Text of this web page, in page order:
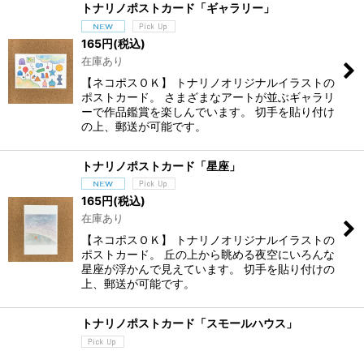
トナリノポストカード「ギャラリー」
165円(税込)
在庫あり
【ネコポスＯＫ】 トナリノオリジナルイラストの
ポストカード。 さまざまなアートが並ぶギャラリ
ーで作品鑑賞を楽しんでいます。 切手を貼り付け
の上、郵送が可能です。
トナリノポストカード「星座」
165円(税込)
在庫あり
【ネコポスＯＫ】 トナリノオリジナルイラストの
ポストカード。 丘の上から眺める夜空にいろんな
星座が浮かんで見えています。 切手を貼り付けの
上、郵送が可能です。
トナリノポストカード「スモールハウス」